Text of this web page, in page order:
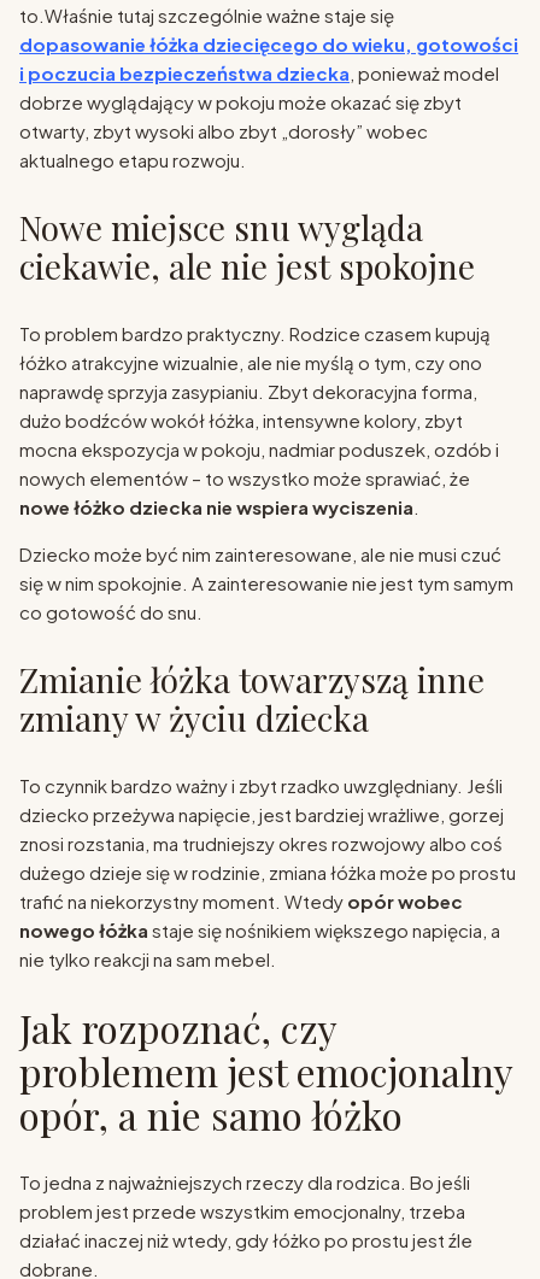
to.Właśnie tutaj szczególnie ważne staje się
dopasowanie łóżka dziecięcego do wieku, gotowości
i poczucia bezpieczeństwa dziecka , ponieważ model
dobrze wyglądający w pokoju może okazać się zbyt
otwarty, zbyt wysoki albo zbyt „dorosły” wobec
aktualnego etapu rozwoju.
Nowe miejsce snu wygląda
ciekawie, ale nie jest spokojne
To problem bardzo praktyczny. Rodzice czasem kupują
łóżko atrakcyjne wizualnie, ale nie myślą o tym, czy ono
naprawdę sprzyja zasypianiu. Zbyt dekoracyjna forma,
dużo bodźców wokół łóżka, intensywne kolory, zbyt
mocna ekspozycja w pokoju, nadmiar poduszek, ozdób i
nowych elementów – to wszystko może sprawiać, że
nowe łóżko dziecka nie wspiera wyciszenia
Dziecko może być nim zainteresowane, ale nie musi czuć
się w nim spokojnie. A zainteresowanie nie jest tym samym
co gotowość do snu.
Zmianie łóżka towarzyszą inne
zmiany w życiu dziecka
To czynnik bardzo ważny i zbyt rzadko uwzględniany. Jeśli
dziecko przeżywa napięcie, jest bardziej wrażliwe, gorzej
znosi rozstania, ma trudniejszy okres rozwojowy albo coś
dużego dzieje się w rodzinie, zmiana łóżka może po prostu
trafić na niekorzystny moment. Wtedy opór wobec
nowego łóżka staje się nośnikiem większego napięcia, a
nie tylko reakcji na sam mebel.
Jak rozpoznać, czy
problemem jest emocjonalny
opór, a nie samo łóżko
To jedna z najważniejszych rzeczy dla rodzica. Bo jeśli
problem jest przede wszystkim emocjonalny, trzeba
działać inaczej niż wtedy, gdy łóżko po prostu jest źle
dobrane.